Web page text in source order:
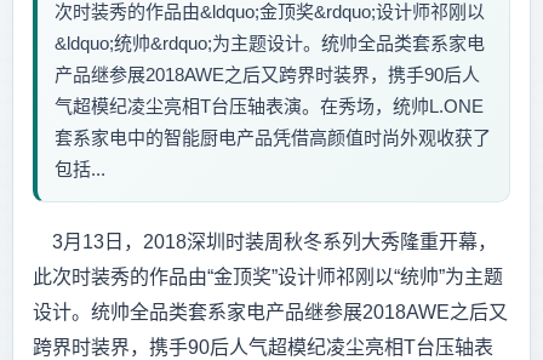
次时装秀的作品由&ldquo;金顶奖&rdquo;设计师祁刚以
&ldquo;统帅&rdquo;为主题设计。统帅全品类套系家电
产品继参展2018AWE之后又跨界时装界，携手90后人
气超模纪凌尘亮相T台压轴表演。在秀场，统帅L.ONE
套系家电中的智能厨电产品凭借高颜值时尚外观收获了
包括...
3月13日，2018深圳时装周秋冬系列大秀隆重开幕，
此次时装秀的作品由“金顶奖”设计师祁刚以“统帅”为主题
设计。统帅全品类套系家电产品继参展2018AWE之后又
跨界时装界，携手90后人气超模纪凌尘亮相T台压轴表